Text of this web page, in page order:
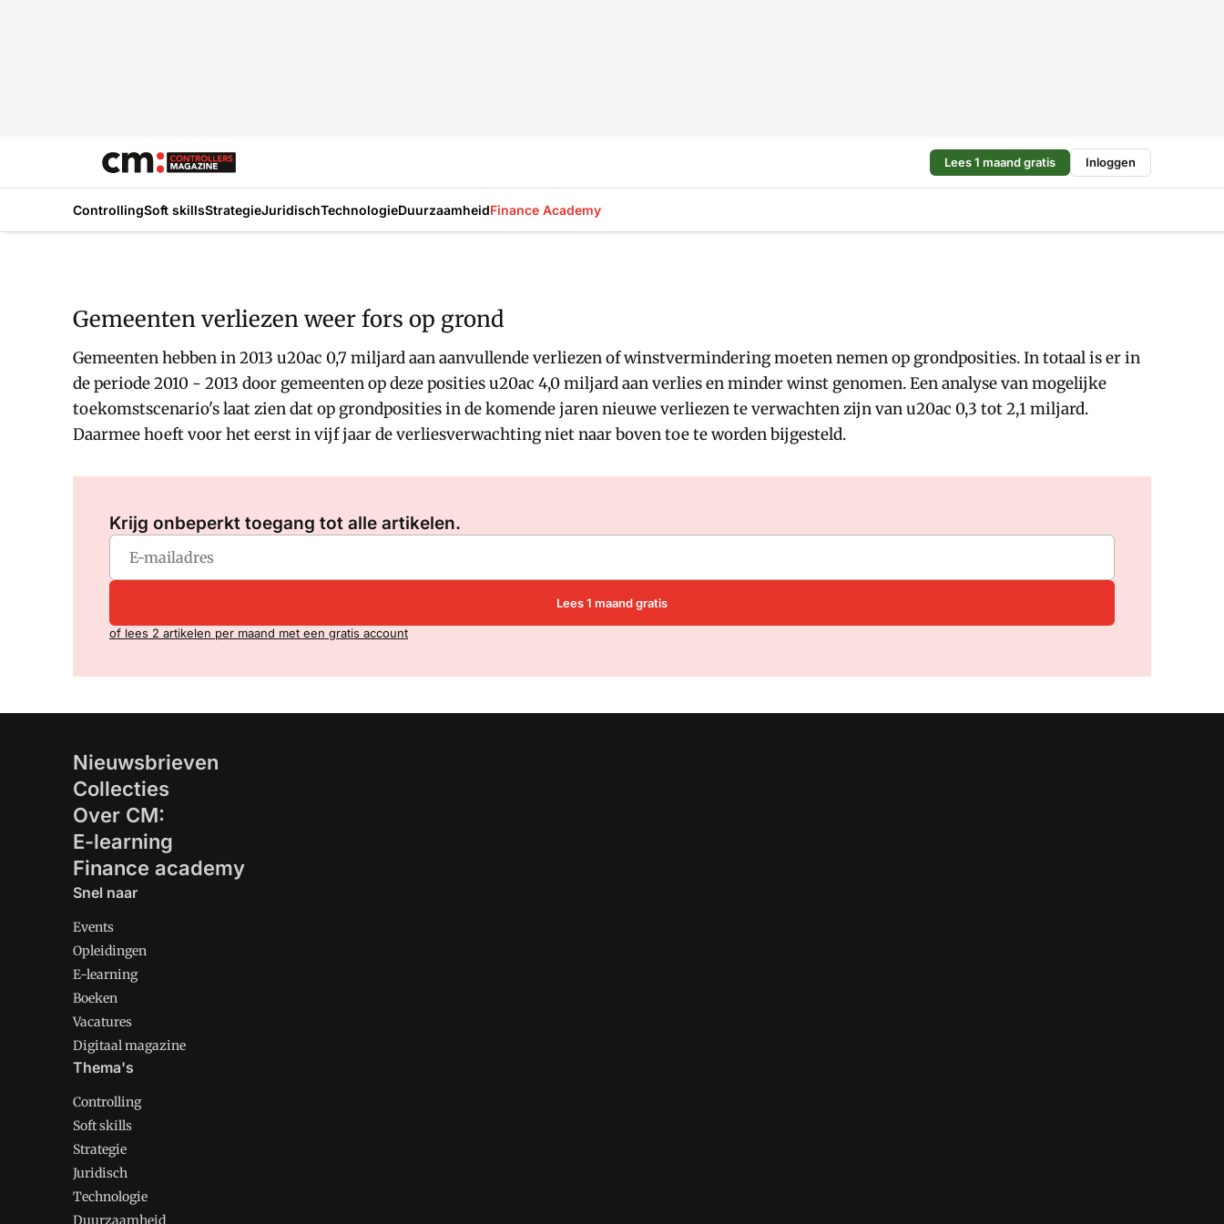
Lees 1 maand gratis Inloggen
ControllingSoft skillsStrategieJuridischTechnologieDuurzaamheidFinance Academy
Gemeenten verliezen weer fors op grond
Gemeenten hebben in 2013 u20ac 0,7 miljard aan aanvullende verliezen of winstvermindering moeten nemen op grondposities. In totaal is er in
de periode 2010 - 2013 door gemeenten op deze posities u20ac 4,0 miljard aan verlies en minder winst genomen. Een analyse van mogelijke
toekomstscenario's laat zien dat op grondposities in de komende jaren nieuwe verliezen te verwachten zijn van u20ac 0,3 tot 2,1 miljard.
Daarmee hoeft voor het eerst in vijf jaar de verliesverwachting niet naar boven toe te worden bijgesteld.
Krijg onbeperkt toegang tot alle artikelen.
Lees 1 maand gratis
of lees 2 artikelen per maand met een gratis account
Nieuwsbrieven
Collecties
Over CM:
E-learning
Finance academy
Snel naar
Events
Opleidingen
E-learning
Boeken
Vacatures
Digitaal magazine
Thema's
Controlling
Soft skills
Strategie
Juridisch
Technologie
Duurzaamheid